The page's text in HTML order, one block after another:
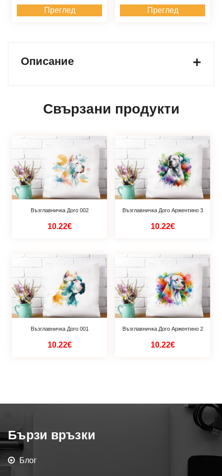
Преглед Преглед
Описание
Свързани продукти
Възглавничка Дого 002
10.22€
Възглавничка Дого Аржентино 3
10.22€
Възглавничка Дого 001
10.22€
Възглавничка Дого Аржентино 2
10.22€
Бързи връзки
Блог